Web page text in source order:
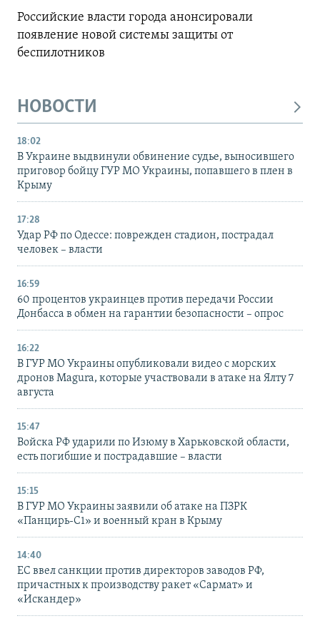
Российские власти города анонсировали
появление новой системы защиты от
беспилотников
НОВОСТИ
18:02
В Украине выдвинули обвинение судье, выносившего
приговор бойцу ГУР МО Украины, попавшего в плен в
Крыму
17:28
Удар РФ по Одессе: поврежден стадион, пострадал
человек – власти
16:59
60 процентов украинцев против передачи России
Донбасса в обмен на гарантии безопасности – опрос
16:22
В ГУР МО Украины опубликовали видео с морских
дронов Magura, которые участвовали в атаке на Ялту 7
августа
15:47
Войска РФ ударили по Изюму в Харьковской области,
есть погибшие и пострадавшие – власти
15:15
В ГУР МО Украины заявили об атаке на ПЗРК
«Панцирь-С1» и военный кран в Крыму
14:40
ЕС ввел санкции против директоров заводов РФ,
причастных к производству ракет «Сармат» и
«Искандер»